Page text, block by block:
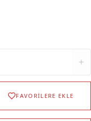
FAVORİLERE EKLE